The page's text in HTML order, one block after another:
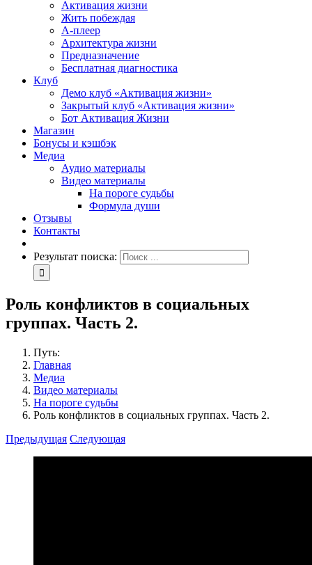
Активация жизни
Жить побеждая
А-плеер
Архитектура жизни
Предназначение
Бесплатная диагностика
Клуб
Демо клуб «Активация жизни»
Закрытый клуб «Активация жизни»
Бот Активация Жизни
Магазин
Бонусы и кэшбэк
Медиа
Аудио материалы
Видео материалы
На пороге судьбы
Формула души
Отзывы
Контакты
Результат поиска:
Роль конфликтов в социальных
группах. Часть 2.
Путь:
Главная
Медиа
Видео материалы
На пороге судьбы
Роль конфликтов в социальных группах. Часть 2.
Предыдущая Следующая